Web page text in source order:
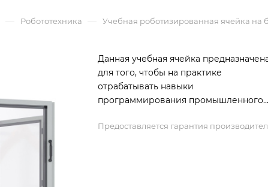
— Робототехника — Учебная роботизированная ячейка на
Данная учебная ячейка
для того, чтобы на практике
отрабатывать навыки
программирования промышленного
Предоставляется гарантия